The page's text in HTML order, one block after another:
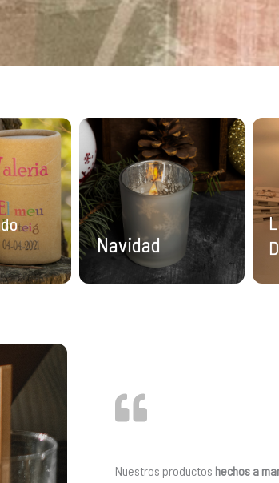
Navidad
Nuestros productos hechos a